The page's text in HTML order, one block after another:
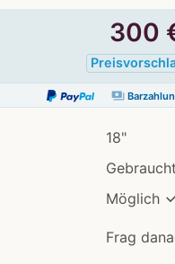
300
payments
18"
Möglich
Frag